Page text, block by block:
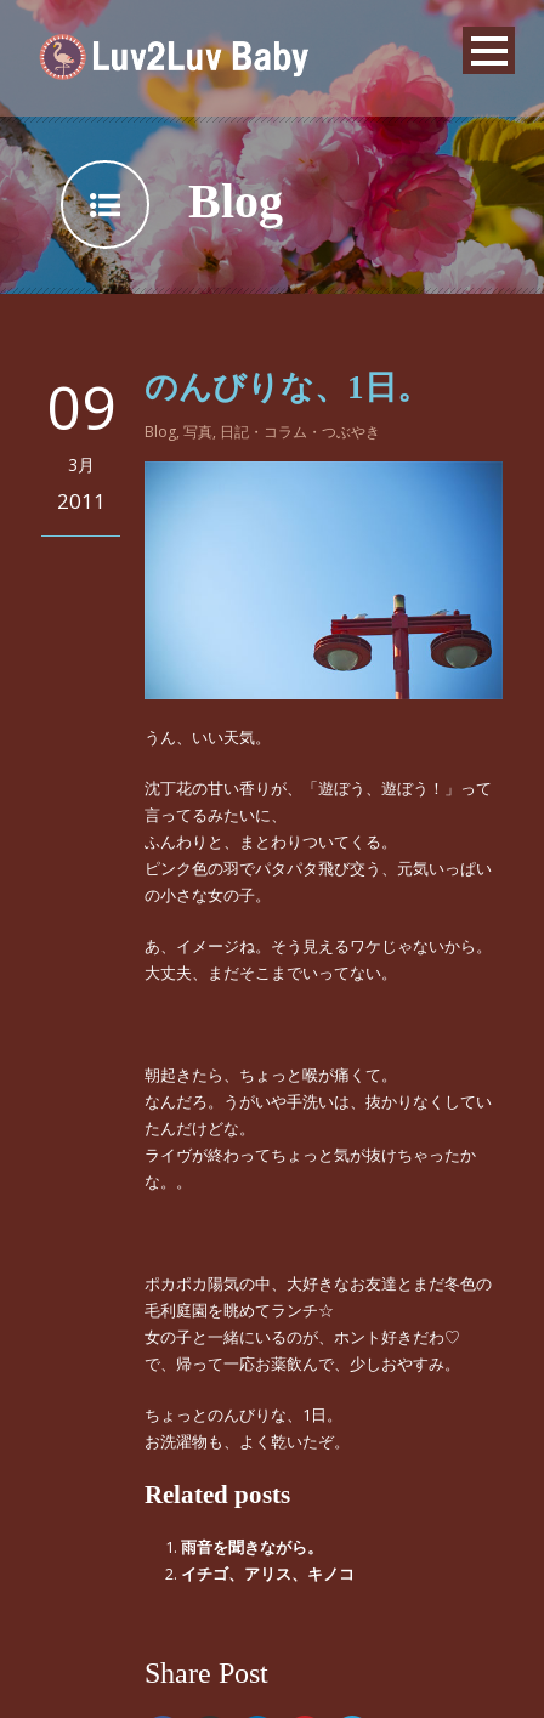
Blog
09
3月
2011
のんびりな、1日。
Blog, 写真, 日記・コラム・つぶやき
うん、いい天気。
沈丁花の甘い香りが、「遊ぼう、遊ぼう！」って
言ってるみたいに、
ふんわりと、まとわりついてくる。
ピンク色の羽でパタパタ飛び交う、元気いっぱい
の小さな女の子。
あ、イメージね。そう見えるワケじゃないから。
大丈夫、まだそこまでいってない。
朝起きたら、ちょっと喉が痛くて。
なんだろ。うがいや手洗いは、抜かりなくしてい
たんだけどな。
ライヴが終わってちょっと気が抜けちゃったか
な。。
ポカポカ陽気の中、大好きなお友達とまだ冬色の
毛利庭園を眺めてランチ☆
女の子と一緒にいるのが、ホント好きだわ♡
で、帰って一応お薬飲んで、少しおやすみ。
ちょっとのんびりな、1日。
お洗濯物も、よく乾いたぞ。
Related posts
雨音を聞きながら。
イチゴ、アリス、キノコ
Share Post